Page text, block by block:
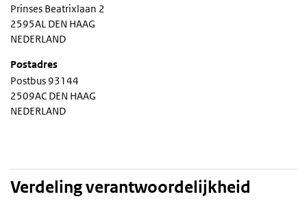
Prinses Beatrixlaan 2
2595AL DEN HAAG
NEDERLAND
Postadres
Postbus 93144
2509AC DEN HAAG
NEDERLAND
Verdeling verantwoordelijkheid